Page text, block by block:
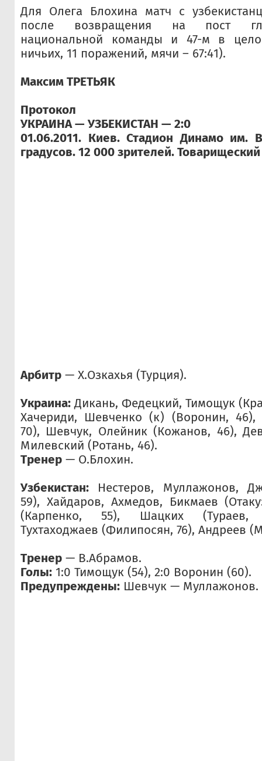
Для Олега Блохина матч с
после возвращения на пост
национальной команды и 47-м в
ничьих, 11 поражений, мячи – 67:41).
Максим ТРЕТЬЯК
Протокол
УКРАИНА — УЗБЕКИСТАН — 2:0
01.06.2011. Киев. Стадион Динамо им.
градусов. 12 000 зрителей.
Арбитр — Х.Озкахья (Турция).
Украина: Дикань, Федецкий, Тимощук
Хачериди, Шевченко (к) (Воронин, 46),
70), Шевчук, Олейник (Кожанов, 46),
Милевский (Ротань, 46).
Тренер — О.Блохин.
Узбекистан: Нестеров, Муллажонов,
59), Хайдаров, Ахмедов, Бикмаев
(Карпенко, 55), Шацких (Тураев,
Тухтаходжаев (Филипосян, 76), Андреев
Тренер — В.Абрамов.
Голы: 1:0 Тимощук (54), 2:0 Воронин (60).
Предупреждены: Шевчук — Муллажонов.